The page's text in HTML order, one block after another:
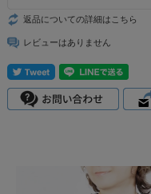
返品についての詳細はこちら
レビューはありません